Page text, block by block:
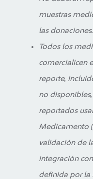
muestras
las donaciones.
Todos los
comercialicen
reporte,
no
reportados
Medicamento
validación de
integración
definida por la